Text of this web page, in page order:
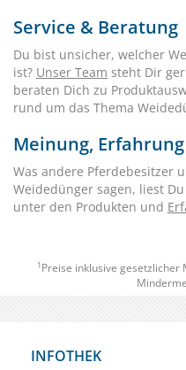
Service & Beratung
Du bist unsicher, welcher
ist? Unser Team steht Dir
beraten Dich zu
rund um das Thema
Meinung,
Was andere Pferdebesitzer
Weidedünger sagen, liest
unter den Produkten und
1 Preise inklusive gesetzlicher
INFOTHEK